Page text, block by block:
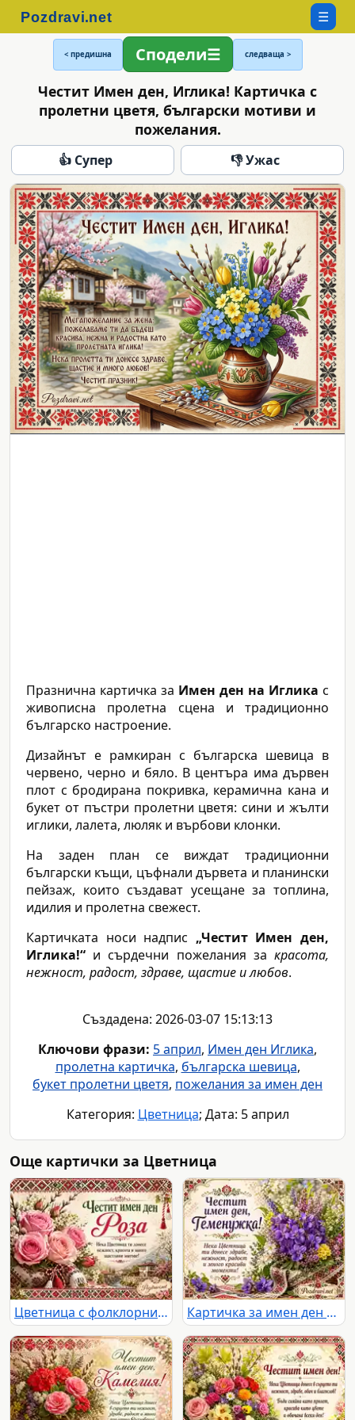
☰
< предишна Сподели следваща >
Честит Имен ден, Иглика! Картичка с
пролетни цветя, български мотиви и
пожелания.
👍 Супер 👎 Ужас
Празнична картичка за Имен ден на Иглика с
живописна пролетна сцена и традиционно
българско настроение.
Дизайнът е рамкиран с българска шевица в
червено, черно и бяло. В центъра има дървен
плот с бродирана покривка, керамична кана и
букет от пъстри пролетни цветя: сини и жълти
иглики, лалета, люляк и върбови клонки.
На заден план се виждат традиционни
български къщи, цъфнали дървета и планински
пейзаж, които създават усещане за топлина,
идилия и пролетна свежест.
Картичката носи надпис „Честит Имен ден,
Иглика!“ и сърдечни пожелания за красота,
нежност, радост, здраве, щастие и любов.
Създадена: 2026-03-07 15:13:13
Ключови фрази: 5 април, Имен ден Иглика,
пролетна картичка, българска шевица,
букет пролетни цветя, пожелания за имен ден
Категория: Цветница; Дата: 5 април
Още картички за Цветница
Цветница с фолклорни мотиви, букет рози и нежен празничен надпис за имен ден Роза Картичка за имен ден на Теменужка с теменужки, пролетни цветя и български шевици